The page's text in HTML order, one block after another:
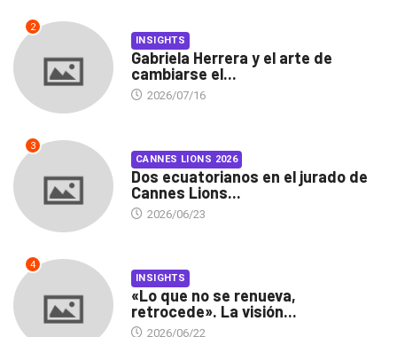
2
INSIGHTS
Gabriela Herrera y el arte de
cambiarse el...
2026/07/16
3
CANNES LIONS 2026
Dos ecuatorianos en el jurado de
Cannes Lions...
2026/06/23
4
INSIGHTS
«Lo que no se renueva,
retrocede». La visión...
2026/06/22